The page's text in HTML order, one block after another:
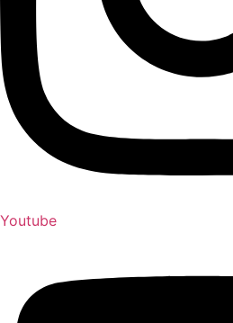
Youtube